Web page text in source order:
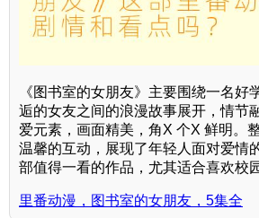
《图书室的女朋友》主要围绕一名好
逅的女友之间的浪漫故事展开，情节
爱元素，画面精美，角X 个X 鲜明。
温馨的互动，展现了年轻人面对爱情
部值得一看的作品，尤其适合喜欢校
里番动漫，图书室的女朋友，5集全